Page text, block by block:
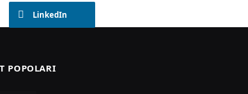
LinkedIn
POPOLARI